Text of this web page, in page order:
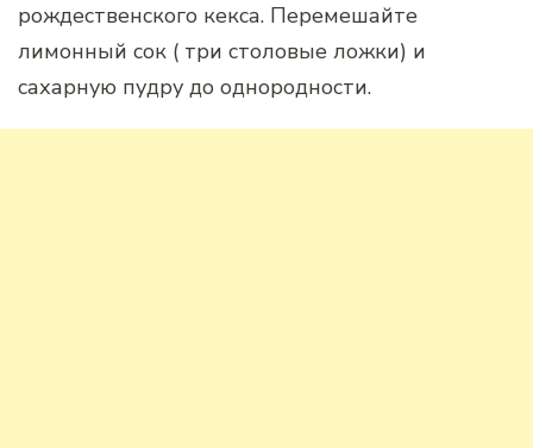
рождественского кекса. Перемешайте
лимонный сок ( три столовые ложки) и
сахарную пудру до однородности.